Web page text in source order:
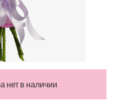
нет в наличии